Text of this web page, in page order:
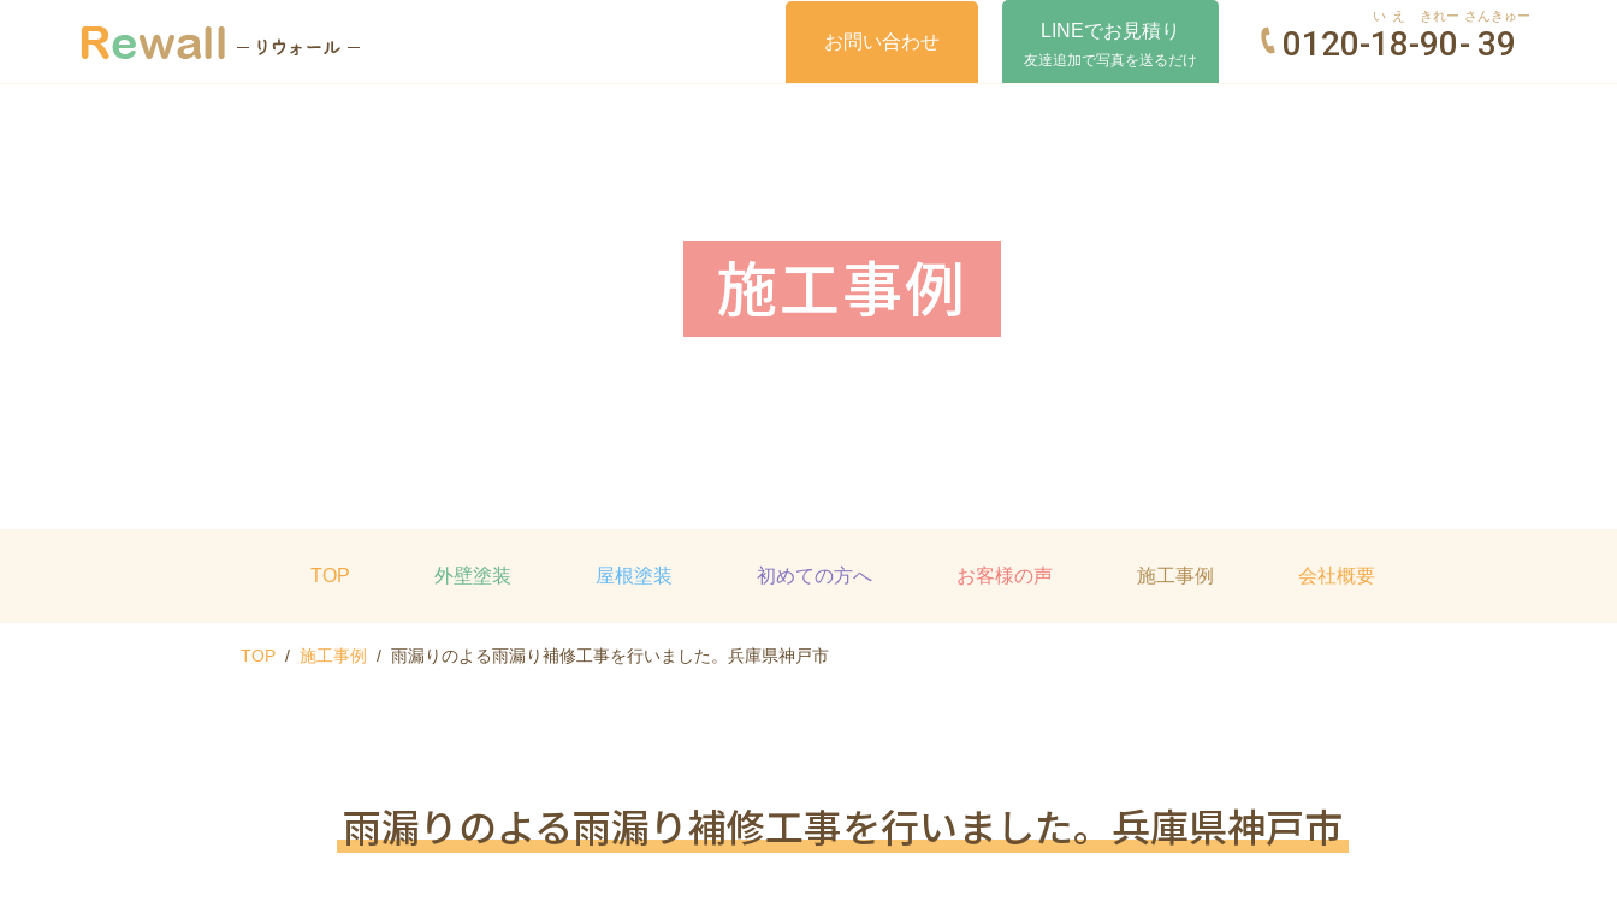
お問い合わせ LINEでお見積り
友達追加で写真を送るだけ 0120-18
いえ
-90
きれー
- 39
さんきゅー
施工事例
TOP 外壁塗装 屋根塗装 初めての方へ お客様の声 施工事例 会社概要
TOP 施工事例 雨漏りのよる雨漏り補修工事を行いました。兵庫県神戸市
雨漏りのよる雨漏り補修工事を行いました。兵庫県神戸市